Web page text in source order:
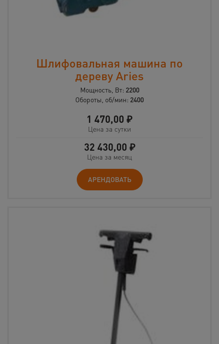
Шлифовальная машина по
дереву Aries
Мощность, Вт: 2200
Обороты, об/мин: 2400
1 470,00 ₽
Цена за сутки
32 430,00 ₽
Цена за месяц
АРЕНДОВАТЬ